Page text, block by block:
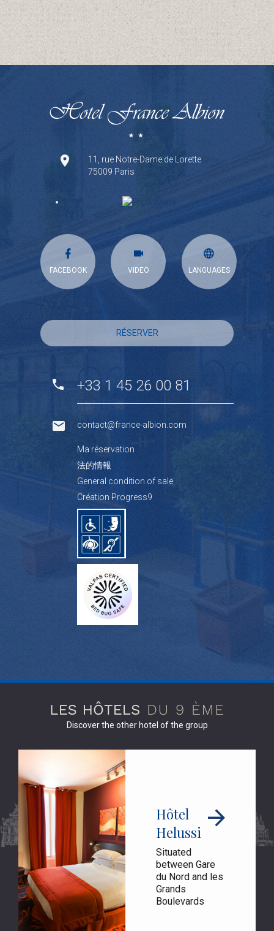
11, rue Notre-Dame de Lorette
75009 Paris
FACEBOOK VIDEO LANGUAGES
RÉSERVER
+33 1 45 26 00 81
contact@france-albion.com
Ma réservation
法的情報
General condition of sale
Création Progress9
Discover the other hotel of the group
Hôtel
Helussi
Situated
between Gare
du Nord and les
Grands
Boulevards